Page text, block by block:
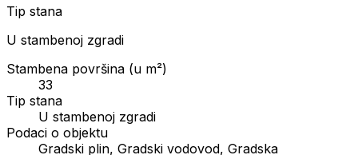
Tip stana
U stambenoj zgradi
Stambena površina (u m²)
33
Tip stana
U stambenoj zgradi
Podaci o objektu
Gradski plin, Gradski vodovod, Gradska